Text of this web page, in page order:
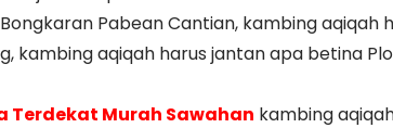
Pabean Cantian, kambing aqiqah
kambing aqiqah harus jantan apa betina
Terdekat Murah Sawahan kambing